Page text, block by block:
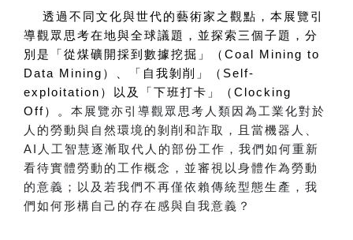
透過不同文化與世代的藝術家之觀點，本展覽引
導觀眾思考在地與全球議題，並探索三個子題，分
別是「從煤礦開採到數據挖掘」（Coal Mining to
Data Mining）、「自我剝削」（Self-
exploitation）以及「下班打卡」（Clocking
Off）。 本展覽亦引導觀眾思考人類因為工業化對於
人的勞動與自然環境的剝削和詐取，且當機器人、
AI人工智慧逐漸取代人的部份工作，我們如何重新
看待實體勞動的工作概念，並審視以身體作為勞動
的意義；以及若我們不再僅依賴傳統型態生產，我
們如何形構自己的存在感與自我意義？